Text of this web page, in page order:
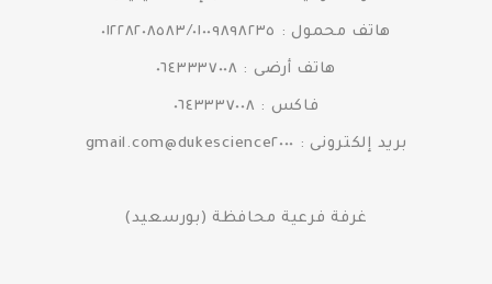
هاتف محمول : ٠١٢٢٨٢٠٨٥٨٣/٠١٠٠٩٨٩٨٢٣٥
هاتف أرضى : ٠٦٤٣٣٣٧٠٠٨
فاكس : ٠٦٤٣٣٣٧٠٠٨
بريد إلكترونى : dukescience٢٠٠٠@gmail.com
غرفة فرعية محافظة (بورسعيد)